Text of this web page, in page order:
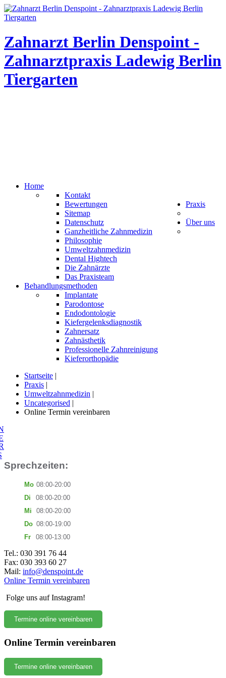
Zahnarzt Berlin Denspoint -
Zahnarztpraxis Ladewig Berlin
Tiergarten
Home
Kontakt
Bewertungen
Sitemap
Datenschutz
Praxis
Ganzheitliche Zahnmedizin
Philosophie
Umweltzahnmedizin
Dental Hightech
Über uns
Die Zahnärzte
Das Praxisteam
Behandlungsmethoden
Implantate
Parodontose
Endodontologie
Kiefergelenksdiagnostik
Zahnersatz
Zahnästhetik
Professionelle Zahnreinigung
Kieferorthopädie
Startseite |
Praxis |
Umweltzahnmedizin |
Uncategorised |
Online Termin vereinbaren
Sprechzeiten:
Mo 08:00-20:00
Di
08:00-20:00
Mi
08:00-20:00
Do 08:00-19:00
Fr
08:00-13:00
Tel.: 030 391 76 44
Fax: 030 393 60 27
Mail: info@denspoint.de
Online Termin vereinbaren
Folge uns auf Instagram!
Termine online vereinbaren
Online Termin vereinbaren
Termine online vereinbaren